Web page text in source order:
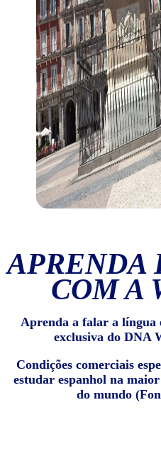
APRENDA
COM A
Aprenda a falar a língua
exclusiva do DNA
Condições comerciais
estudar espanhol na
do mundo